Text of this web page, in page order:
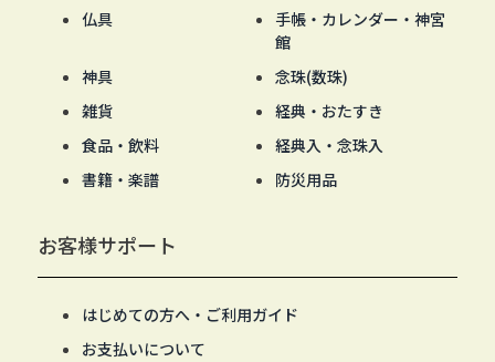
仏具
手帳・カレンダー・神宮
館
神具
念珠(数珠)
雑貨
経典・おたすき
食品・飲料
経典入・念珠入
書籍・楽譜
防災用品
お客様サポート
はじめての方へ・ご利用ガイド
お支払いについて